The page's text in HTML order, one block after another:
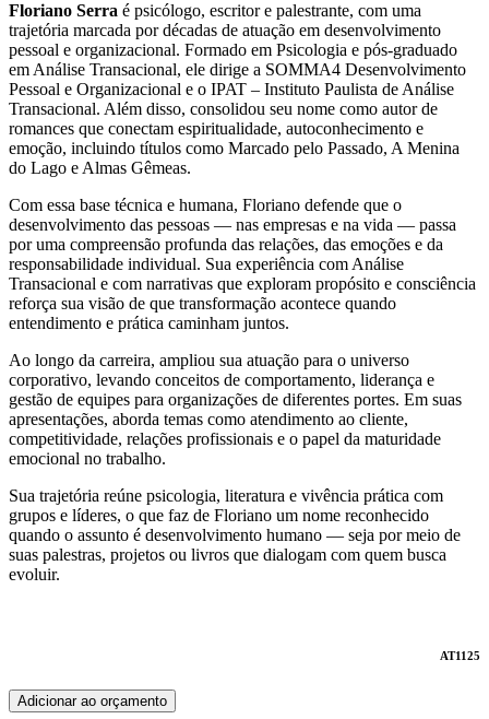
Floriano Serra é psicólogo, escritor e palestrante, com uma
trajetória marcada por décadas de atuação em desenvolvimento
pessoal e organizacional. Formado em Psicologia e pós-graduado
em Análise Transacional, ele dirige a SOMMA4 Desenvolvimento
Pessoal e Organizacional e o IPAT – Instituto Paulista de Análise
Transacional. Além disso, consolidou seu nome como autor de
romances que conectam espiritualidade, autoconhecimento e
emoção, incluindo títulos como Marcado pelo Passado, A Menina
do Lago e Almas Gêmeas.
Com essa base técnica e humana, Floriano defende que o
desenvolvimento das pessoas — nas empresas e na vida — passa
por uma compreensão profunda das relações, das emoções e da
responsabilidade individual. Sua experiência com Análise
Transacional e com narrativas que exploram propósito e consciência
reforça sua visão de que transformação acontece quando
entendimento e prática caminham juntos.
Ao longo da carreira, ampliou sua atuação para o universo
corporativo, levando conceitos de comportamento, liderança e
gestão de equipes para organizações de diferentes portes. Em suas
apresentações, aborda temas como atendimento ao cliente,
competitividade, relações profissionais e o papel da maturidade
emocional no trabalho.
Sua trajetória reúne psicologia, literatura e vivência prática com
grupos e líderes, o que faz de Floriano um nome reconhecido
quando o assunto é desenvolvimento humano — seja por meio de
suas palestras, projetos ou livros que dialogam com quem busca
evoluir.
AT1125
Adicionar ao orçamento